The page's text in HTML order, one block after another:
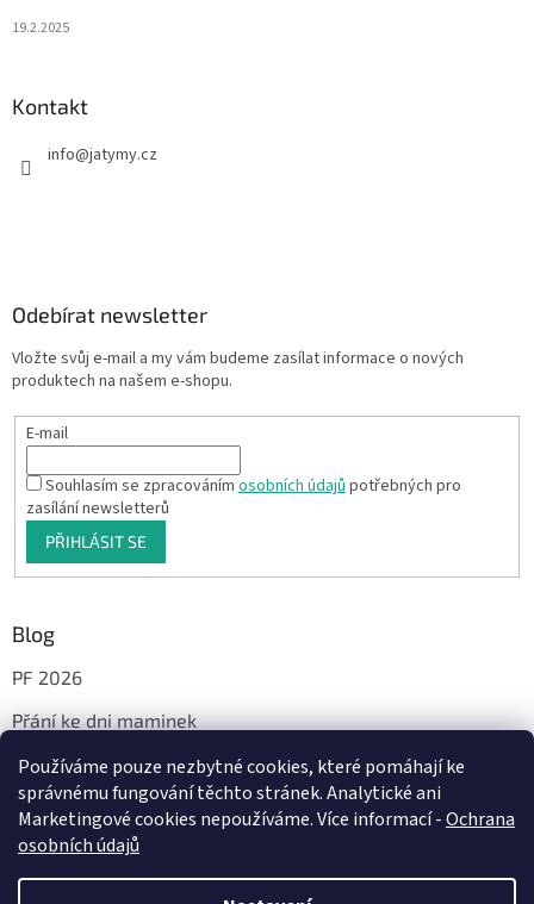
Používáme pouze nezbytné cookies, které pomáhají ke
správnému fungování těchto stránek. Analytické ani
Marketingové cookies nepoužíváme. Více informací -Ochrana
osobních údajů
19.2.2025
Kontakt
info@jatymy.cz
Odebírat newsletter
Vložte svůj e-mail a my vám budeme zasílat informace o nových
produktech na našem e-shopu.
E-mail
Souhlasím se zpracovánímosobních údajůpotřebných pro
zasílání newsletterů
PŘIHLÁSIT SE
Blog
PF 2026
Přání ke dni maminek
Facebook